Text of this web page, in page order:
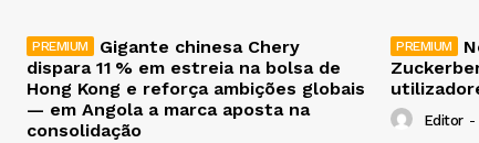
Gigante chinesa Chery
dispara 11 % em estreia na bolsa de
Hong Kong e reforça ambições globais
— em Angola a marca aposta na
consolidação
Editor -